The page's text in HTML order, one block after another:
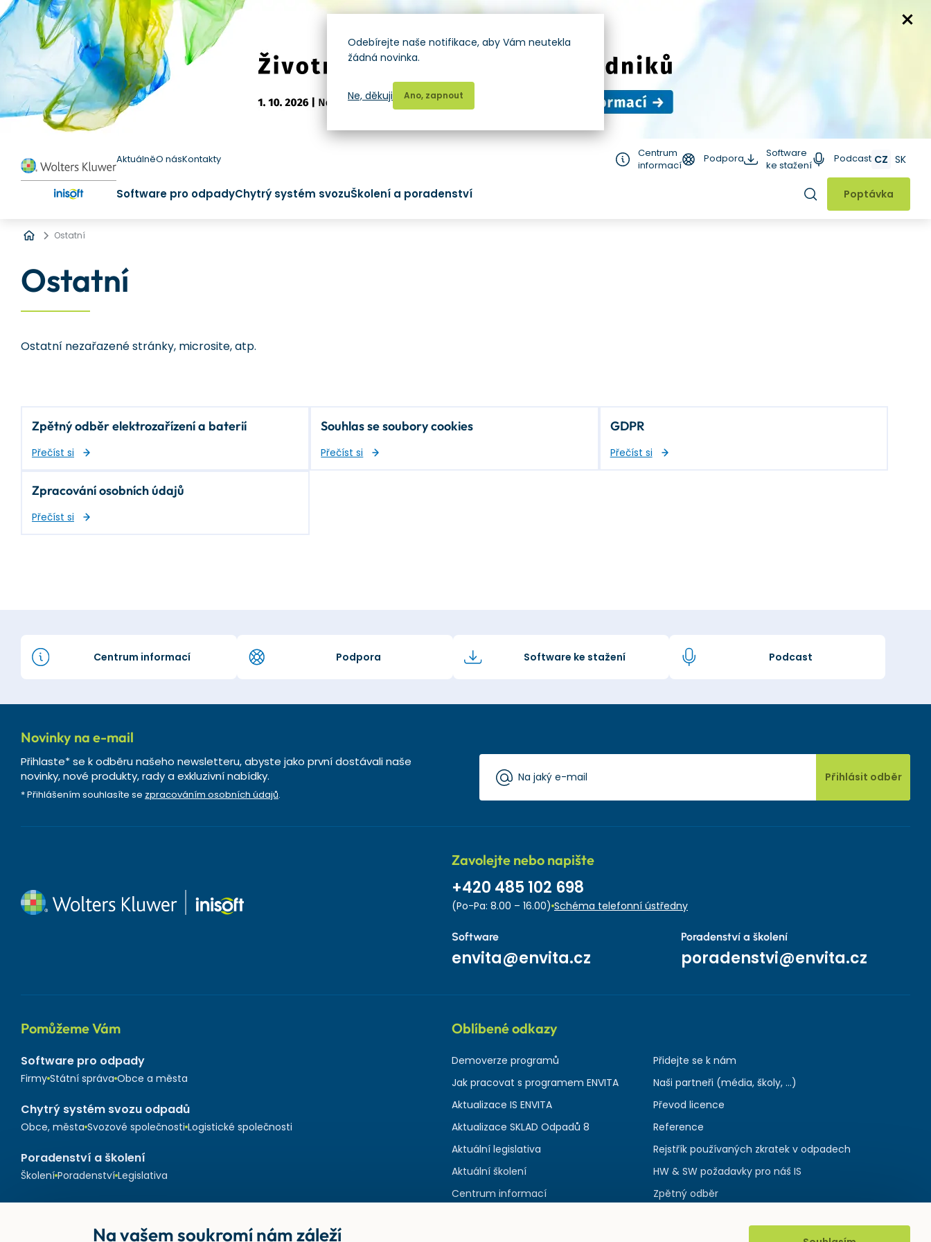
AktuálněO násKontakty
Centrum
informací
Podpora
Software
ke stažení
Podcast CZ SK
Software pro odpadyChytrý systém svozuŠkolení a poradenství Hledat
Poptávka
Úvod
Ostatní
Ostatní
Ostatní nezařazené stránky, microsite, atp.
Zpětný odběr elektrozařízení a baterií
Přečíst si
Souhlas se soubory cookies
Přečíst si
GDPR
Přečíst si
Zpracování osobních údajů
Přečíst si
Centrum informací Podpora Software ke stažení Podcast
Novinky na e-mail
Přihlaste* se k odběru našeho newsletteru, abyste jako první dostávali naše
novinky, nové produkty, rady a exkluzivní nabídky.
* Přihlášením souhlasíte se zpracováním osobních údajů.
Přihlásit odběr
Zavolejte nebo napište
+420 485 102 698
(Po-Pa: 8.00 – 16.00) Schéma telefonní ústředny
Software
envita@envita.cz
Poradenství a školení
poradenstvi@envita.cz
Pomůžeme Vám
Software pro odpady
Firmy Státní správa Obce a města
Chytrý systém svozu odpadů
Obce, města Svozové společnosti Logistické společnosti
Poradenství a školení
Školení Poradenství Legislativa
Oblíbené odkazy
Demoverze programů
Jak pracovat s programem ENVITA
Aktualizace IS ENVITA
Aktualizace SKLAD Odpadů 8
Aktuální legislativa
Aktuální školení
Centrum informací
Přidejte se k nám
Naši partneři (média, školy, ...)
Převod licence
Reference
Rejstřík používaných zkratek v odpadech
HW & SW požadavky pro náš IS
Zpětný odběr
Odebírejte naše notifikace, aby Vám neutekla
žádná novinka.
Ano, zapnout
Ne, děkuji
Na vašem soukromí nám záleží